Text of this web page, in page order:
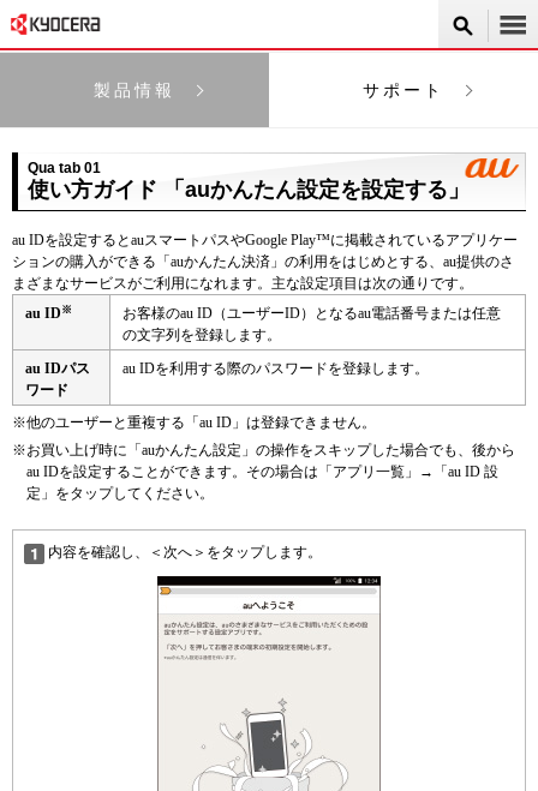
製品情報 サポート
Qua tab 01
使い方ガイド 「auかんたん設定を設定する」
au IDを設定するとauスマートパスやGoogle Play™に掲載されているアプリケー
ションの購入ができる「auかんたん決済」の利用をはじめとする、au提供のさ
まざまなサービスがご利用になれます。主な設定項目は次の通りです。
au ID ※
お客様のau ID（ユーザーID）となるau電話番号または任意
の文字列を登録します。
au IDパス
ワード
au IDを利用する際のパスワードを登録します。
※他のユーザーと重複する「au ID」は登録できません。
※お買い上げ時に「auかんたん設定」の操作をスキップした場合でも、後から
au IDを設定することができます。その場合は「アプリ一覧」→「au ID 設
定」をタップしてください。
内容を確認し、＜次へ＞をタップします。